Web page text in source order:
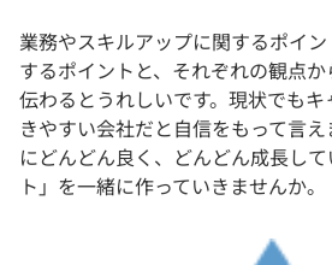
業務やスキルアップに関するポイ
するポイントと、それぞれの観点
伝わるとうれしいです。現状でも
きやすい会社だと自信をもって言
にどんどん良く、どんどん成長し
ト」を一緒に作っていきませんか。